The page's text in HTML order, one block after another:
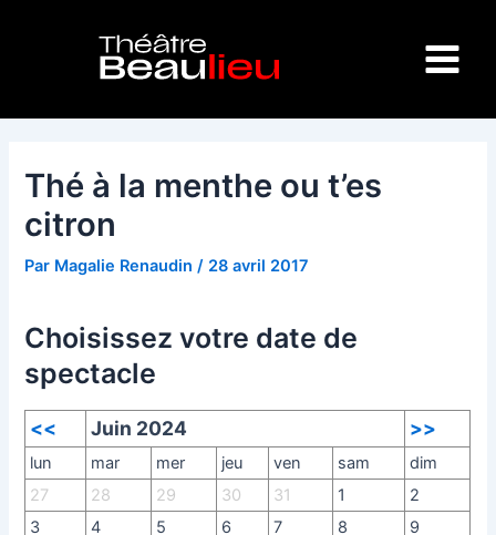
Menu
Thé à la menthe ou t’es
citron
Par Magalie Renaudin/ 28 avril 2017
Choisissez votre date de
spectacle
<< Juin 2024 >>
lun mar mer jeu ven sam
dim
27
28 29 30 31 1
2
3
4 5 6 7 8
9